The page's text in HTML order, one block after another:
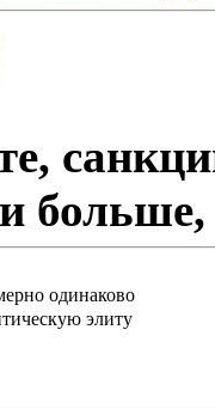
одинаково
элиту